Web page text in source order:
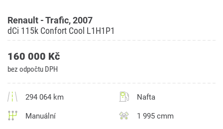
Renault - Trafic, 2007
dCi 115k Confort Cool L1H1P1
160 000 Kč
bez odpočtu DPH
294 064 km Nafta
Manuální 1 995 cmm